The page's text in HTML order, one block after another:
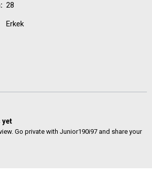
28
Erkek
yet
Go private with Junior190i97 and share your